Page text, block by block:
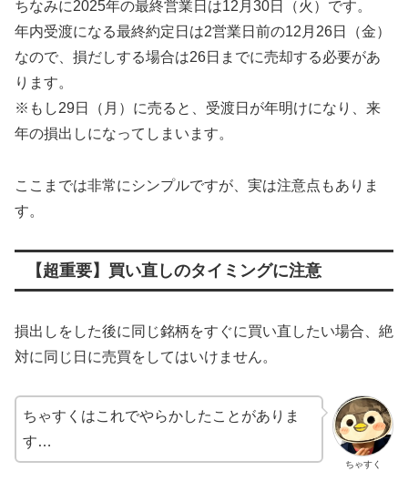
ちなみに2025年の最終営業日は12月30日（火）です。
年内受渡になる最終約定日は2営業日前の12月26日（金）
なので、損だしする場合は26日までに売却する必要があ
ります。
※もし29日（月）に売ると、受渡日が年明けになり、来
年の損出しになってしまいます。
ここまでは非常にシンプルですが、実は注意点もありま
す。
【超重要】買い直しのタイミングに注意
損出しをした後に同じ銘柄をすぐに買い直したい場合、絶
対に同じ日に売買をしてはいけません。
ちゃすく
ちゃすくはこれでやらかしたことがありま
す…